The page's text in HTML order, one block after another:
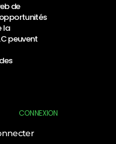
de
la
peuvent
CONNEXION